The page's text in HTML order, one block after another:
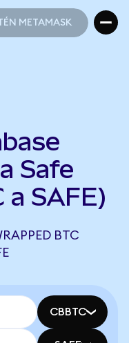
METAMASK
Safe
a SAFE)
BTC
CBBTC